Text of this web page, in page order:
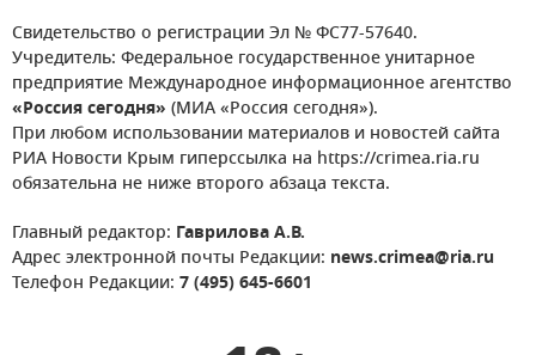
Свидетельство о регистрации Эл № ФС77-57640.
Учредитель: Федеральное государственное унитарное
предприятие Международное информационное агентство
«Россия сегодня» (МИА «Россия сегодня»).
При любом использовании материалов и новостей сайта
РИА Новости Крым гиперссылка на https://crimea.ria.ru
обязательна не ниже второго абзаца текста.
Главный редактор: Гаврилова А.В.
Адрес электронной почты Редакции: news.crimea@ria.ru
Телефон Редакции: 7 (495) 645-6601